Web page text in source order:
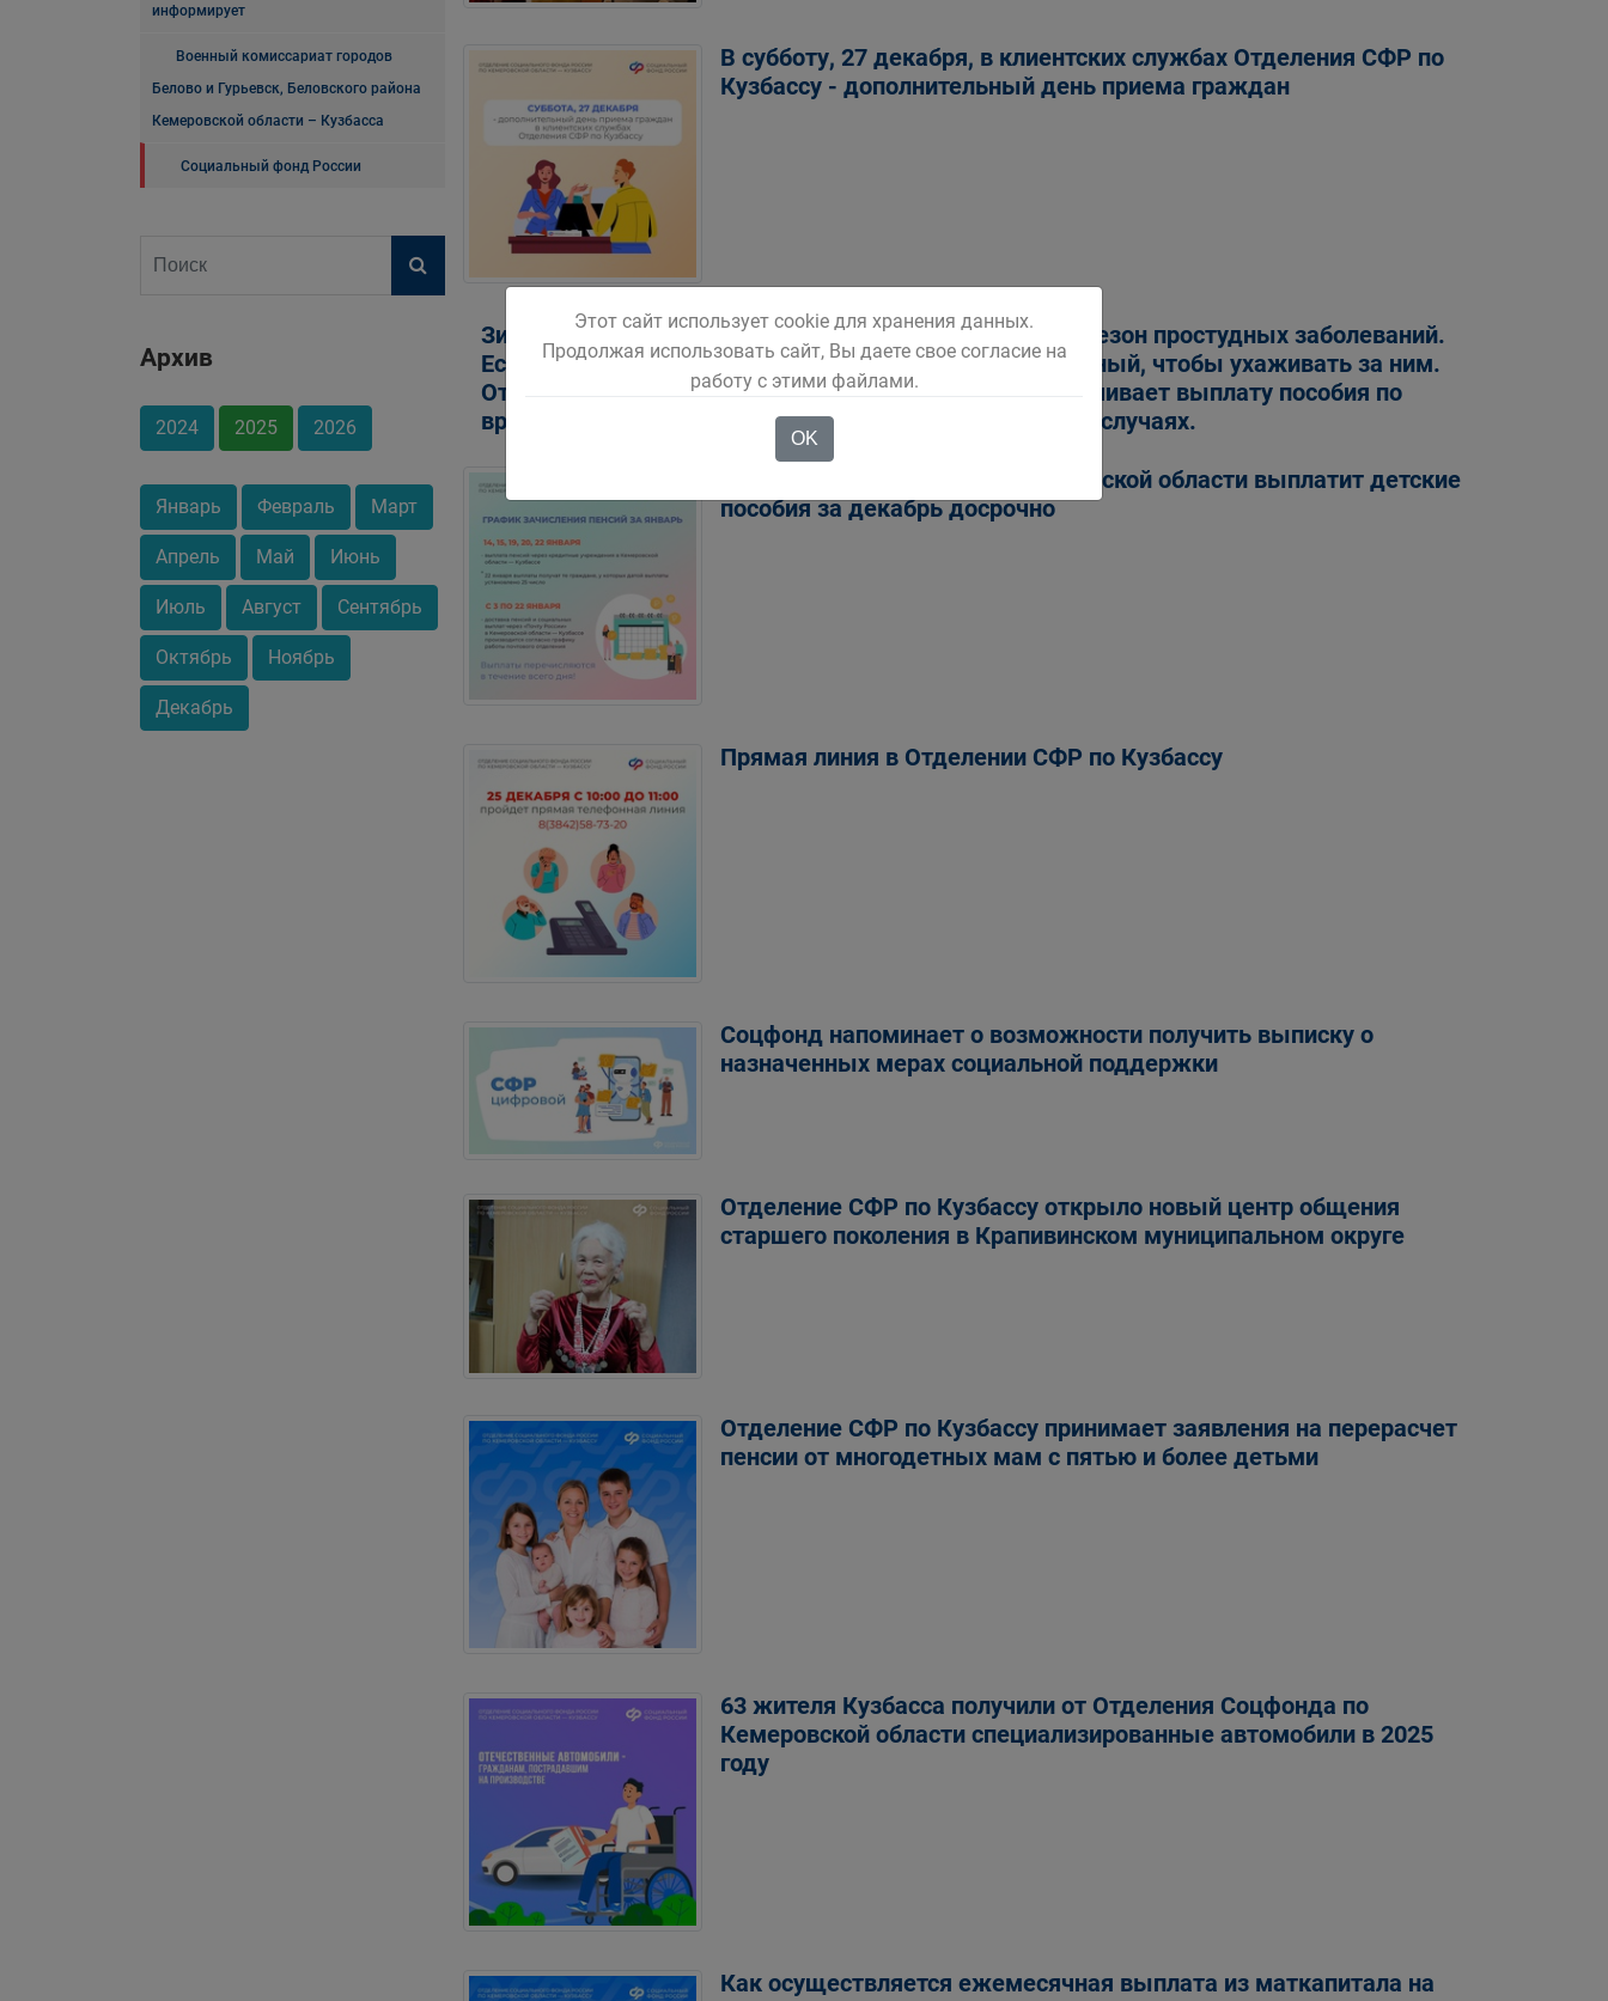
информирует
Военный комиссариат городов
Белово и Гурьевск, Беловского района
Кемеровской области – Кузбасса
Социальный фонд России
Архив
2024 2025 2026
Январь Февраль Март
Апрель Май Июнь
Июль Август Сентябрь
Октябрь Ноябрь
Декабрь
В субботу, 27 декабря, в клиентских службах Отделения СФР по
Кузбассу - дополнительный день приема граждан
Зима - это не только Новый год, лыжи и коньки, но и сезон простудных заболеваний.
Если ребенок заболел, родитель может взять больничный, чтобы ухаживать за ним.
Отделение Соцфонда по Кемеровской области обеспечивает выплату пособия по
временной нетрудоспособности кузбассовцам в таких случаях.
Отделение Соцфонда по Кемеровской области выплатит детские
пособия за декабрь досрочно
Прямая линия в Отделении СФР по Кузбассу
Соцфонд напоминает о возможности получить выписку о
назначенных мерах социальной поддержки
Отделение СФР по Кузбассу открыло новый центр общения
старшего поколения в Крапивинском муниципальном округе
Отделение СФР по Кузбассу принимает заявления на перерасчет
пенсии от многодетных мам с пятью и более детьми
63 жителя Кузбасса получили от Отделения Соцфонда по
Кемеровской области специализированные автомобили в 2025
году
Как осуществляется ежемесячная выплата из маткапитала на
Этот сайт использует cookie для хранения данных.
Продолжая использовать сайт, Вы даете свое согласие на
работу с этими файлами.
OK